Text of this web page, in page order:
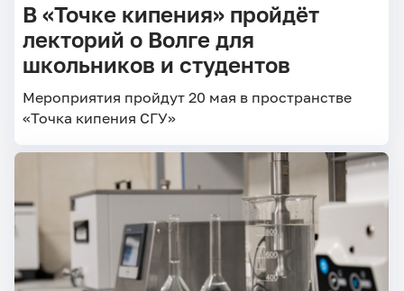
В «Точке кипения» пройдёт
лекторий о Волге для
школьников и студентов
Мероприятия пройдут 20 мая в пространстве
«Точка кипения СГУ»